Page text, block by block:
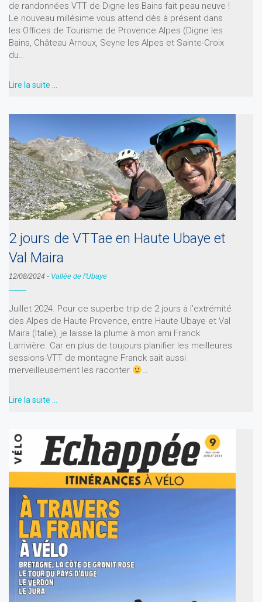
de randonnées VTT de Digne les Bains fait peau neuve !
Le nouveau millésime vous attend dès à présent dans
les Offices de Tourisme de Provence Alpes (Digne les
Bains, Château Arnoux, Seyne les Alpes et Sainte-Croix
du…
Lire la suite …
2 jours de VTTae en Haute Ubaye et
Val Maira
12/08/2024 - Vallée de l'Ubaye
Juillet 2024. Pour ce superbe trip de 2 jours à l'extrémité
des Alpes de Haute Provence, entre Haute Ubaye et Val
Maira (Italie), je laisse la plume à mon ami Franck
Larrivière. Car en plus de toujours planifier les meilleures
sessions-VTT de montagne Franck sait aussi
merveilleusement les raconter
…
Lire la suite …